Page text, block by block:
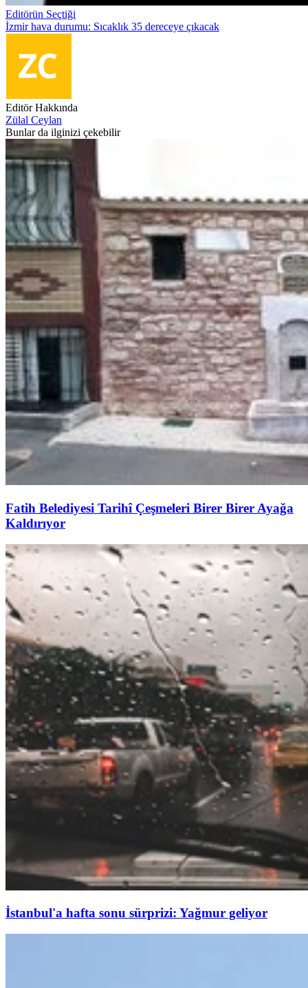
Editörün Seçtiği
İzmir hava durumu: Sıcaklık 35 dereceye çıkacak
Editör Hakkında
Zülal Ceylan
Bunlar da ilginizi çekebilir
Fatih Belediyesi Tarihî Çeşmeleri Birer Birer Ayağa
Kaldırıyor
İstanbul'a hafta sonu sürprizi: Yağmur geliyor